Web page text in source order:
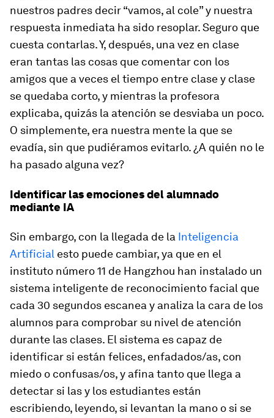
nuestros padres decir “vamos, al cole” y nuestra
respuesta inmediata ha sido resoplar. Seguro que
cuesta contarlas. Y, después, una vez en clase
eran tantas las cosas que comentar con los
amigos que a veces el tiempo entre clase y clase
se quedaba corto, y mientras la profesora
explicaba, quizás la atención se desviaba un poco.
O simplemente, era nuestra mente la que se
evadía, sin que pudiéramos evitarlo. ¿A quién no le
ha pasado alguna vez?
Identificar las emociones del alumnado
mediante IA
Sin embargo, con la llegada de la Inteligencia
Artificial esto puede cambiar, ya que en el
instituto número 11 de Hangzhou han instalado un
sistema inteligente de reconocimiento facial que
cada 30 segundos escanea y analiza la cara de los
alumnos para comprobar su nivel de atención
durante las clases. El sistema es capaz de
identificar si están felices, enfadados/as, con
miedo o confusas/os, y afina tanto que llega a
detectar si las y los estudiantes están
escribiendo, leyendo, si levantan la mano o si se